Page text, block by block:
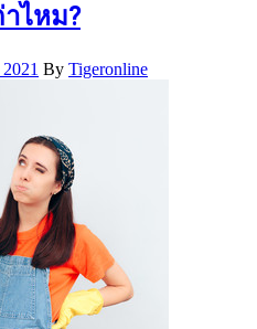
ไหม?
By Tigeronline